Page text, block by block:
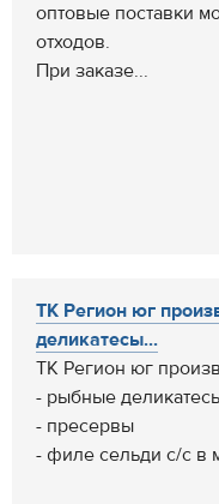
оптовые поставки
отходов.
При заказе...
ТК Регион юг
деликатесы...
ТК Регион юг
- рыбные
- пресервы
- филе сельди с/с в